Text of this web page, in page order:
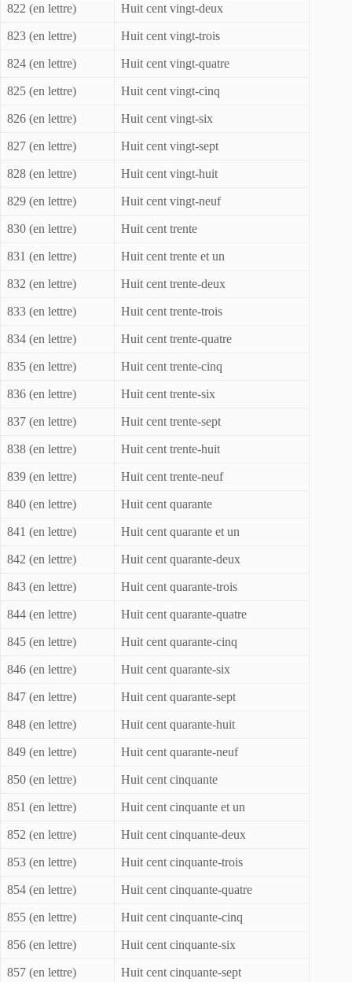
822 (en lettre) Huit cent vingt-deux
823 (en lettre) Huit cent vingt-trois
824 (en lettre) Huit cent vingt-quatre
825 (en lettre) Huit cent vingt-cinq
826 (en lettre) Huit cent vingt-six
827 (en lettre) Huit cent vingt-sept
828 (en lettre) Huit cent vingt-huit
829 (en lettre) Huit cent vingt-neuf
830 (en lettre) Huit cent trente
831 (en lettre) Huit cent trente et un
832 (en lettre) Huit cent trente-deux
833 (en lettre) Huit cent trente-trois
834 (en lettre) Huit cent trente-quatre
835 (en lettre) Huit cent trente-cinq
836 (en lettre) Huit cent trente-six
837 (en lettre) Huit cent trente-sept
838 (en lettre) Huit cent trente-huit
839 (en lettre) Huit cent trente-neuf
840 (en lettre) Huit cent quarante
841 (en lettre) Huit cent quarante et un
842 (en lettre) Huit cent quarante-deux
843 (en lettre) Huit cent quarante-trois
844 (en lettre) Huit cent quarante-quatre
845 (en lettre) Huit cent quarante-cinq
846 (en lettre) Huit cent quarante-six
847 (en lettre) Huit cent quarante-sept
848 (en lettre) Huit cent quarante-huit
849 (en lettre) Huit cent quarante-neuf
850 (en lettre) Huit cent cinquante
851 (en lettre) Huit cent cinquante et un
852 (en lettre) Huit cent cinquante-deux
853 (en lettre) Huit cent cinquante-trois
854 (en lettre) Huit cent cinquante-quatre
855 (en lettre) Huit cent cinquante-cinq
856 (en lettre) Huit cent cinquante-six
857 (en lettre) Huit cent cinquante-sept